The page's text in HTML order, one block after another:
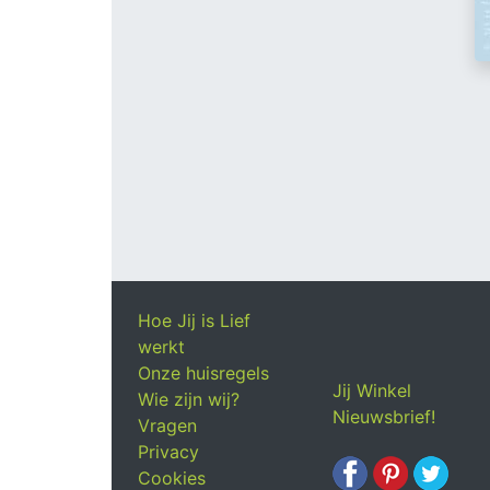
Hoe Jij is Lief
werkt
Onze huisregels
Wie zijn wij?
Vragen
Privacy
Cookies
Jij Winkel
Nieuwsbrief!